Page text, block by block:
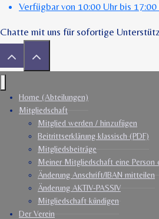
Verfügbar von 10:00 Uhr bis
Chatte mit uns für sofortige
Home (Abteilungen)
Mitgliedschaft
Mitglied werden / hinzufügen
Beitrittserklärung klassisch (PDF)
Mitgliedsbeiträge
Meiner Mitgliedschaft eine Person
Änderung Anschrift/IBAN mitteilen
Änderung AKTIV-PASSIV
Mitgliedschaft kündigen
Der Verein